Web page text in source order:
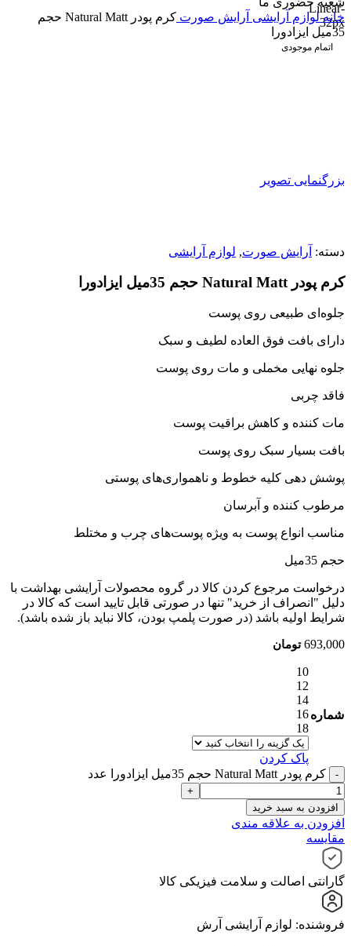
خانهلوازم آرایشی آرایش صورت
کرم پودر Natural Matt حجم
35میل ایزادورا
اتمام موجودی
بزرگنمایی تصویر
دسته: آرایش صورت, لوازم آرایشی
کرم پودر Natural Matt حجم 35میل ایزادورا
جلوه‌ای طبیعی روی پوست
دارای بافت فوق العاده لطیف و سبک
جلوه نهایی مخملی و مات روی پوست
فاقد چربی
مات کننده و کاهش براقیت پوست
بافت بسیار سبک روی پوست
پوشش دهی کلیه خطوط و ناهمواری‌های پوستی
مرطوب کننده و آبرسان
مناسب انواع پوست به ویژه پوست‌های چرب و مختلط
حجم 35میل
درخواست مرجوع کردن کالا در گروه محصولات آرایشی بهداشت با
دلیل "انصراف از خرید" تنها در صورتی قابل تایید است که کالا در
شرایط اولیه باشد (در صورت پلمپ بودن، کالا نباید باز شده باشد).
693,000 تومان
شماره
10
12
14
16
18
پاک کردن
کرم پودر Natural Matt حجم 35میل ایزادورا عدد
افزودن به سبد خرید
افزودن به علاقه مندی
مقایسه
گارانتی اصالت و سلامت فیزیکی کالا
فروشنده: لوازم آرایشی آرش